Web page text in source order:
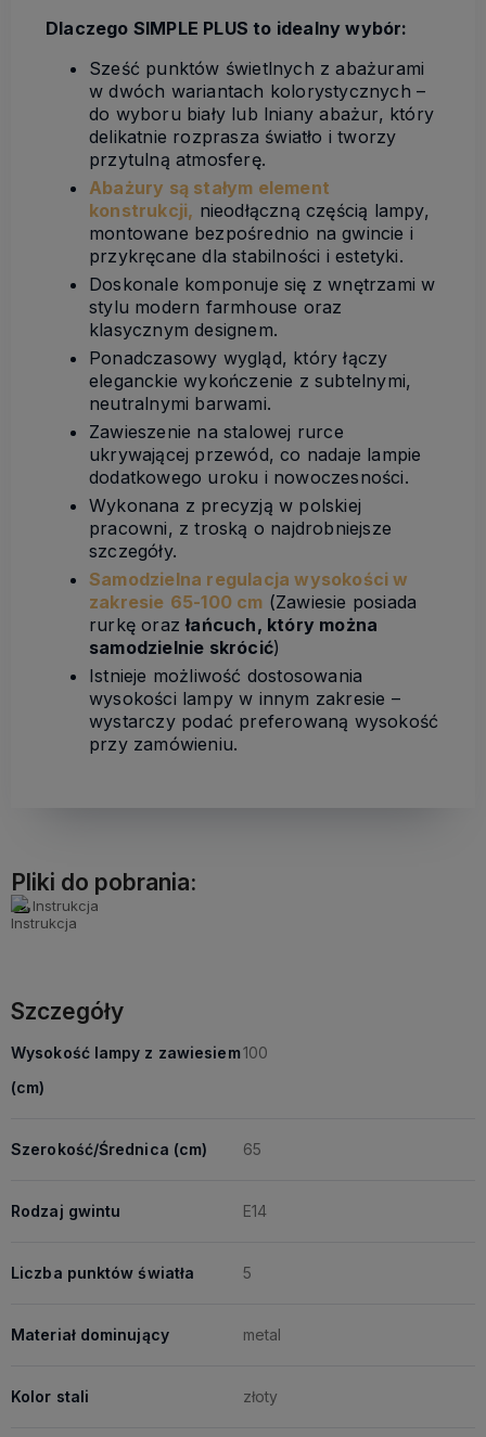
Dlaczego SIMPLE PLUS to idealny wybór:
Sześć punktów świetlnych z abażurami
w dwóch wariantach kolorystycznych –
do wyboru biały lub lniany abażur, który
delikatnie rozprasza światło i tworzy
przytulną atmosferę.
Abażury są stałym element
konstrukcji, nieodłączną częścią lampy,
montowane bezpośrednio na gwincie i
przykręcane dla stabilności i estetyki.
Doskonale komponuje się z wnętrzami w
stylu modern farmhouse oraz
klasycznym designem.
Ponadczasowy wygląd, który łączy
eleganckie wykończenie z subtelnymi,
neutralnymi barwami.
Zawieszenie na stalowej rurce
ukrywającej przewód, co nadaje lampie
dodatkowego uroku i nowoczesności.
Wykonana z precyzją w polskiej
pracowni, z troską o najdrobniejsze
szczegóły.
Samodzielna regulacjawysokości w
zakresie 65-100 cm (Zawiesie posiada
rurkę orazłańcuch, który można
samodzielnie skrócić)
Istnieje możliwość dostosowania
wysokości lampy w innym zakresie –
wystarczy podać preferowaną wysokość
przy zamówieniu.
Pliki do pobrania:
Instrukcja
Szczegóły
Wysokość lampy z zawiesiem
(cm)
100
Szerokość/Średnica (cm) 65
Rodzaj gwintu E14
Liczba punktów światła 5
Materiał dominujący metal
Kolor stali złoty